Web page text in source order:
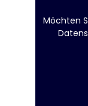
Möchten